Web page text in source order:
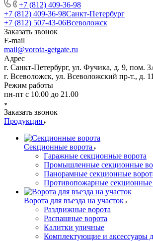
+7 (812) 409-36-98
+7 (812) 409-36-98Санкт-Петербург
+7 (812) 507-43-06Всеволожск
Заказать звонок
E-mail
mail@vorota-getgate.ru
Адрес
г. Санкт-Петербург, ул. Фучика, д. 9, пом.
г. Всеволожск, ул. Всеволожский пр-т., д.
Режим работы
пн-пт c 10.00 до 21.00
Заказать звонок
Продукция
Секционные ворота
Гаражные секционные ворота
Промышленные секционные
Панорамные секционные
Противопожарные секционные
Ворота для въезда на участок
Раздвижные ворота
Распашные ворота
Калитки уличные
Комплектующие и аксессуары